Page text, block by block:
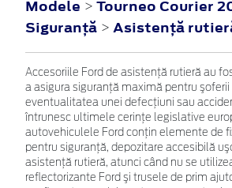
Modele > Tourneo Courier
Siguranţă > Asistenţă
Accesoriile Ford de asistenţă rutieră au
a asigura siguranţă maximă pentru şoferii
eventualitatea unei defecţiuni sau
întrunesc ultimele cerinţe legislative
autovehiculele Ford conţin elemente de
pentru siguranţă, depozitare accesibilă
asistenţă rutieră, atunci când nu se
reflectorizante Ford şi trusele de prim